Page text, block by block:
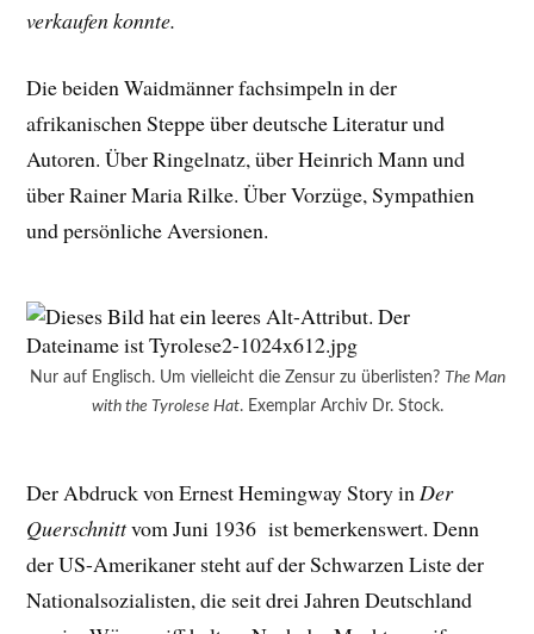
verkaufen konnte.
Die beiden Waidmänner fachsimpeln in der
afrikanischen Steppe über deutsche Literatur und
Autoren. Über Ringelnatz, über Heinrich Mann und
über Rainer Maria Rilke. Über Vorzüge, Sympathien
und persönliche Aversionen.
Nur auf Englisch. Um vielleicht die Zensur zu überlisten? The Man
with the Tyrolese Hat. Exemplar Archiv Dr. Stock.
Der Abdruck von Ernest Hemingway Story in Der
Querschnittvom Juni 1936 ist bemerkenswert. Denn
der US-Amerikaner steht auf der Schwarzen Liste der
Nationalsozialisten, die seit drei Jahren Deutschland